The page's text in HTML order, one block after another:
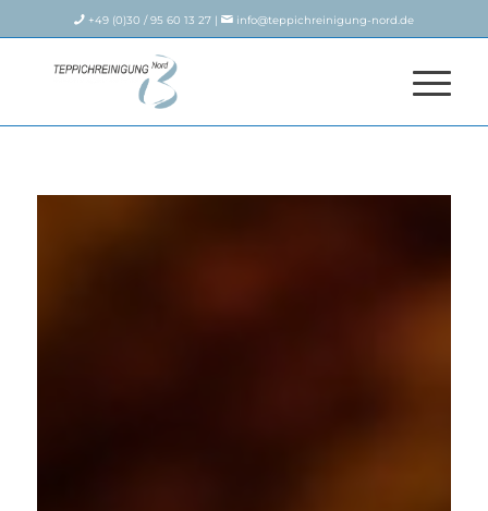
+49 (0)30 / 95 60 13 27 | info@teppichreinigung-nord.de